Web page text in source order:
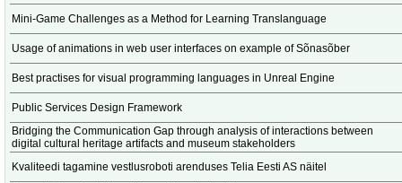
Mini-Game Challenges as a Method for Learning Translanguage
Usage of animations in web user interfaces on example of Sõnasõber
Best practises for visual programming languages in Unreal Engine
Public Services Design Framework
Bridging the Communication Gap through analysis of interactions between
digital cultural heritage artifacts and museum stakeholders
Kvaliteedi tagamine vestlusroboti arenduses Telia Eesti AS näitel